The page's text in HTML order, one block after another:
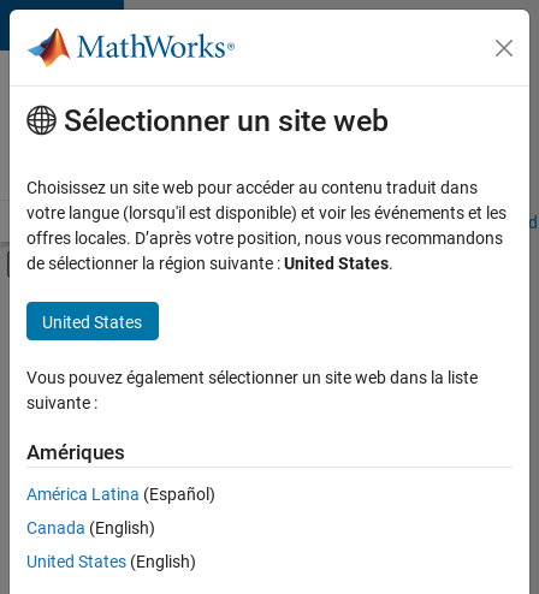
Passer au contenu
Votre
carrière
chez
Accueil Explorer nos opportunités Adresses de nos bureaux
Activer/désactiver l'affichage du menu
Contenu principal
FILTRER PAR
Programme destiné aux nouvelles carrières (EDG)
Applications et outils commerciaux
Technologies de l’information
Enregistrer
Sélectionner un site web
Choisissez un site web pour accéder au contenu traduit dans
votre langue (lorsqu'il est disponible) et voir les événements et les
offres locales. D’après votre position, nous vous recommandons
de sélectionner la région suivante :United States.
United States
Vous pouvez également sélectionner un site web dans la liste
suivante :
Amériques
América Latina (Español)
Canada (English)
United States (English)